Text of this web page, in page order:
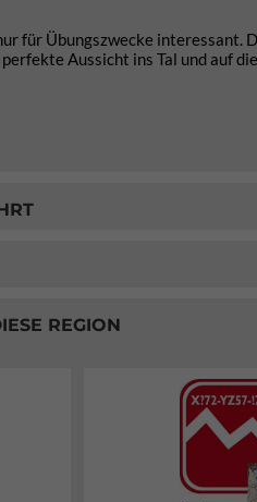
für Übungszwecke
Aussicht ins Tal und auf
REGION